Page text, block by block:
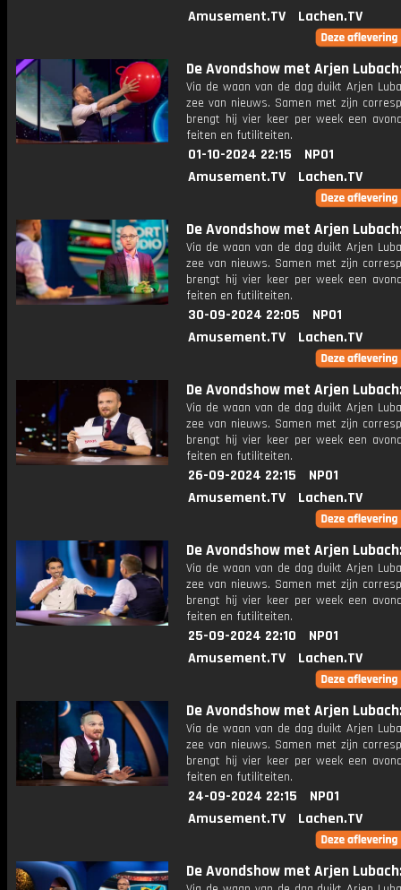
Amusement.TV
Lachen.TV
De Avondshow met Arjen
Via de waan van de dag duikt Arjen
zee van nieuws. Samen met zijn
brengt hij vier keer per week een
feiten en futiliteiten.
01-10-2024 22:15
NPO1
Amusement.TV
Lachen.TV
De Avondshow met Arjen
Via de waan van de dag duikt Arjen
zee van nieuws. Samen met zijn
brengt hij vier keer per week een
feiten en futiliteiten.
30-09-2024 22:05
NPO1
Amusement.TV
Lachen.TV
De Avondshow met Arjen
Via de waan van de dag duikt Arjen
zee van nieuws. Samen met zijn
brengt hij vier keer per week een
feiten en futiliteiten.
26-09-2024 22:15
NPO1
Amusement.TV
Lachen.TV
De Avondshow met Arjen
Via de waan van de dag duikt Arjen
zee van nieuws. Samen met zijn
brengt hij vier keer per week een
feiten en futiliteiten.
25-09-2024 22:10
NPO1
Amusement.TV
Lachen.TV
De Avondshow met Arjen
Via de waan van de dag duikt Arjen
zee van nieuws. Samen met zijn
brengt hij vier keer per week een
feiten en futiliteiten.
24-09-2024 22:15
NPO1
Amusement.TV
Lachen.TV
De Avondshow met Arjen